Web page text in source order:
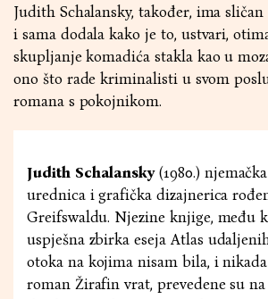
Judith Schalansky, također, ima
i sama dodala kako je to, ustvari,
skupljanje komadića stakla kao u
ono što rade kriminalisti u svom
romana s pokojnikom.
Judith Schalansky(1980.)
urednica i grafička dizajnerica
Greifswaldu. Njezine knjige, među
uspješna zbirka eseja Atlas
otoka na kojima nisam bila, i
roman Žirafin vrat, prevedene su